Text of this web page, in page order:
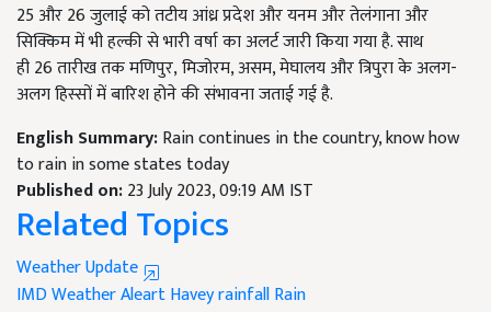
25और26जुलाई को तटीय आंध्र प्रदेश और यनम और तेलंगाना और
सिक्किम में भी हल्की से भारी वर्षा का अलर्ट जारी किया गया है. साथ
ही26तारीख तक मणिपुर, मिजोरम,असम,मेघालय और त्रिपुरा के अलग-
अलग हिस्सों में बारिश होने की संभावना जताई गई है.
English Summary:Rain continues in the country, know how
to rain in some states today
Published on:23 July 2023, 09:19 AM IST
Related Topics
Weather Update
IMDWeather AleartHavey rainfallRain